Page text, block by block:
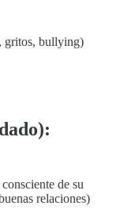
gritos, bullying)
de su
relaciones)